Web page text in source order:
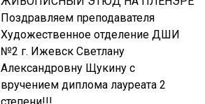
Поздравляем преподавателя
Художественное отделение ДШИ
№2 г. Ижевск Светлану
Александровну Щукину с
вручением диплома лауреата 2